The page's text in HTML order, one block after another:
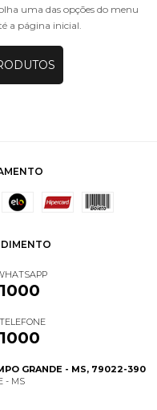
uma das opções do menu
a página inicial.
GRANDE - MS, 79022-390
- MS